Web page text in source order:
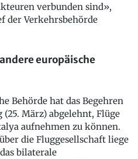
verbunden sind»,
der Verkehrsbehörde
europäische
Behörde hat das Begehren
März) abgelehnt, Flüge
aufnehmen zu können.
die Fluggesellschaft liege
bilaterale